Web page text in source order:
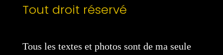
Tout droit réservé
Tous les textes et photos sont de ma seule